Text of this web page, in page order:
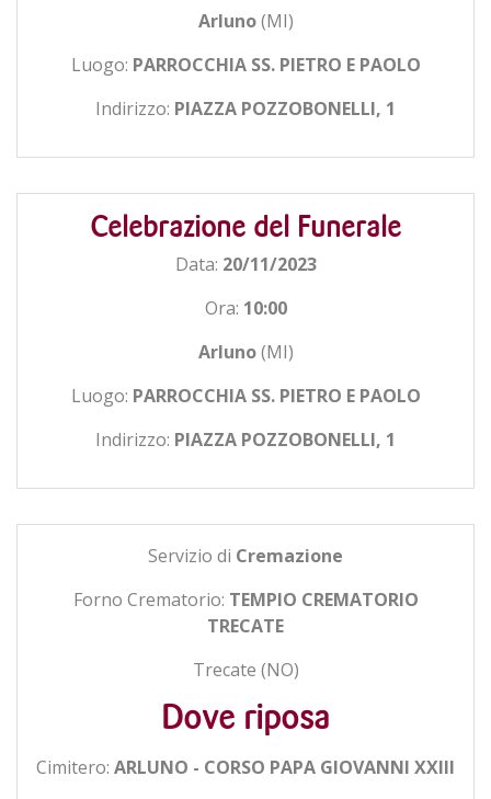
Arluno(MI)
Luogo: PARROCCHIA SS. PIETRO E PAOLO
Indirizzo: PIAZZA POZZOBONELLI, 1
Celebrazione del Funerale
Data: 20/11/2023
Ora: 10:00
Arluno(MI)
Luogo: PARROCCHIA SS. PIETRO E PAOLO
Indirizzo: PIAZZA POZZOBONELLI, 1
Servizio di Cremazione
Forno Crematorio: TEMPIO CREMATORIO
TRECATE
Trecate (NO)
Dove riposa
Cimitero: ARLUNO - CORSO PAPA GIOVANNI XXIII